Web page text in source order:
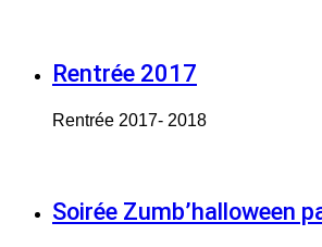
Rentrée 2017
Rentrée 2017- 2018
Soirée Zumb’halloween